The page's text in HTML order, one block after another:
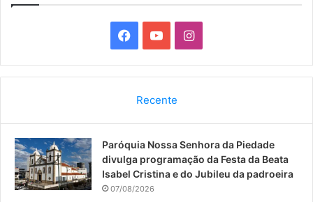
a
b
o
o
u
b
I
n
a
g
Recente
Paróquia Nossa Senhora da Piedade
divulga programação da Festa da Beata
Isabel Cristina e do Jubileu da padroeira
07/08/2026